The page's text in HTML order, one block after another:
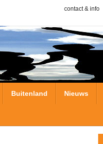
contact & info
Buitenland Nieuws